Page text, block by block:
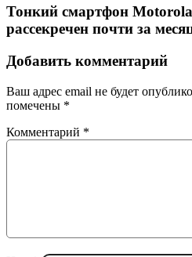
Тонкий смартфон
рассекречен почти за
Добавить комментарий
Ваш адрес email не будет
помечены *
Комментарий *